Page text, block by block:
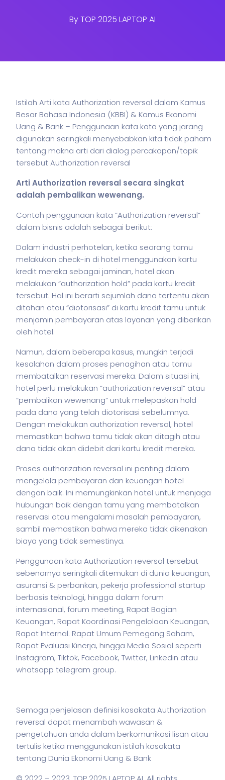
ByTOP 2025 LAPTOP AI
Istilah Arti kata Authorization reversal dalam Kamus
Besar Bahasa Indonesia (KBBI) & Kamus Ekonomi
Uang & Bank – Penggunaan kata kata yang jarang
digunakan seringkali menyebabkan kita tidak paham
tentang makna arti dari dialog percakapan/topik
tersebut Authorization reversal
Arti Authorization reversal secara singkat
adalah pembalikan wewenang.
Contoh penggunaan kata “Authorization reversal”
dalam bisnis adalah sebagai berikut:
Dalam industri perhotelan, ketika seorang tamu
melakukan check-in di hotel menggunakan kartu
kredit mereka sebagai jaminan, hotel akan
melakukan “authorization hold” pada kartu kredit
tersebut. Hal ini berarti sejumlah dana tertentu akan
ditahan atau “diotorisasi” di kartu kredit tamu untuk
menjamin pembayaran atas layanan yang diberikan
oleh hotel.
Namun, dalam beberapa kasus, mungkin terjadi
kesalahan dalam proses penagihan atau tamu
membatalkan reservasi mereka. Dalam situasi ini,
hotel perlu melakukan “authorization reversal” atau
“pembalikan wewenang” untuk melepaskan hold
pada dana yang telah diotorisasi sebelumnya.
Dengan melakukan authorization reversal, hotel
memastikan bahwa tamu tidak akan ditagih atau
dana tidak akan didebit dari kartu kredit mereka.
Proses authorization reversal ini penting dalam
mengelola pembayaran dan keuangan hotel
dengan baik. Ini memungkinkan hotel untuk menjaga
hubungan baik dengan tamu yang membatalkan
reservasi atau mengalami masalah pembayaran,
sambil memastikan bahwa mereka tidak dikenakan
biaya yang tidak semestinya.
Penggunaan kata Authorization reversal tersebut
sebenarnya seringkali ditemukan di dunia keuangan,
asuransi & perbankan, pekerja professional startup
berbasis teknologi, hingga dalam forum
internasional, forum meeting, Rapat Bagian
Keuangan, Rapat Koordinasi Pengelolaan Keuangan,
Rapat Internal. Rapat Umum Pemegang Saham,
Rapat Evaluasi Kinerja, hingga Media Sosial seperti
Instagram, Tiktok, Facebook, Twitter, Linkedin atau
whatsapp telegram group.
Semoga penjelasan definisi kosakata Authorization
reversal dapat menambah wawasan &
pengetahuan anda dalam berkomunikasi lisan atau
tertulis ketika menggunakan istilah kosakata
tentang Dunia Ekonomi Uang & Bank